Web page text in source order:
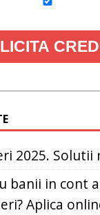
2025. Solutii
banii in cont
Aplica